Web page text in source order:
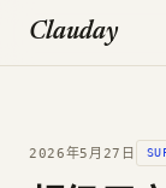
Clauday
2026年5月27日